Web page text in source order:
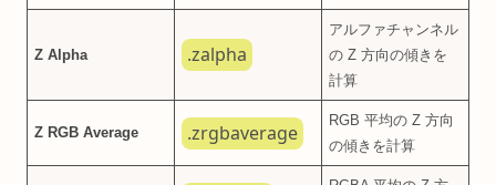
Z Alpha .zalpha
アルファチャンネル
の Z 方向の傾きを
計算
Z RGB Average .zrgbaverage
RGB 平均の Z 方向
の傾きを計算